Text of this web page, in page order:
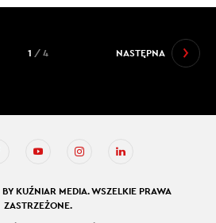
NASTĘPNA
1 / 4
KUŹNIAR MEDIA. WSZELKIE PRAWA
ZASTRZEŻONE.